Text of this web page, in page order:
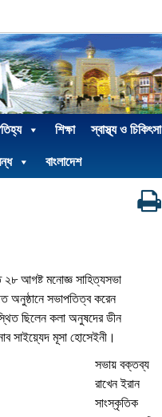
শিক্ষা স্বাস্থ্য ও চিকিৎসা
বাংলাদেশ
২৮ আগষ্ট মনোজ্ঞ সাহিত্যসভা
অনুষ্ঠানে সভাপতিত্ব করেন
ছিলেন কলা অনুষদের ডীন
সাইয়্যেদ মূসা হোসেইনী।
সভায় বক্তব্য
রাখেন ইরান
সাংস্কৃতিক